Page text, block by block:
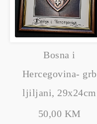
Bosna i
Hercegovina- grb
ljiljani, 29x24cm
50,00 KM